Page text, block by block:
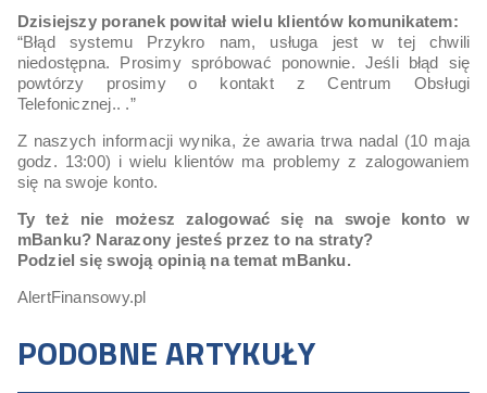
Dzisiejszy poranek powitał wielu klientów komunikatem:
“Błąd systemu Przykro nam, usługa jest w tej chwili
niedostępna. Prosimy spróbować ponownie. Jeśli błąd się
powtórzy prosimy o kontakt z Centrum Obsługi
Telefonicznej.. .”
Z naszych informacji wynika, że awaria trwa nadal (10 maja
godz. 13:00) i wielu klientów ma problemy z zalogowaniem
się na swoje konto.
Ty też nie możesz zalogować się na swoje konto w
mBanku? Narazony jesteś przez to na straty?
Podziel się swoją opinią na temat mBanku.
AlertFinansowy.pl
PODOBNE ARTYKUŁY